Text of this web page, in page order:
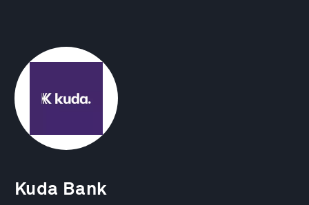
Kuda Bank